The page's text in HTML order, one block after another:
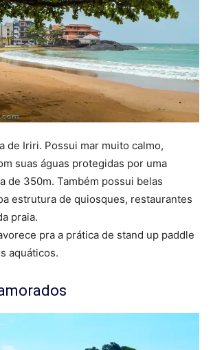
de Iriri. Possui mar muito calmo,
suas águas protegidas por uma
de 350m. Também possui belas
estrutura de quiosques, restaurantes
praia.
pra a prática de stand up paddle
aquáticos.